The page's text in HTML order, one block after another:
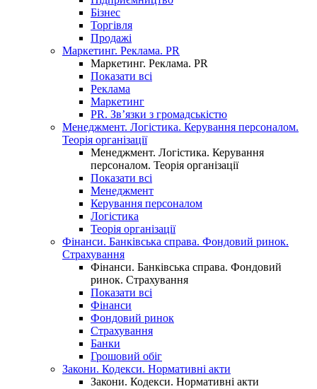
Бізнес
Торгівля
Продажі
Маркетинг. Реклама. PR
Маркетинг. Реклама. PR
Показати всі
Реклама
Маркетинг
PR. Зв’язки з громадськістю
Менеджмент. Логістика. Керування персоналом.
Теорія організації
Менеджмент. Логістика. Керування
персоналом. Теорія організації
Показати всі
Менеджмент
Керування персоналом
Логістика
Теорія організації
Фінанси. Банківська справа. Фондовий ринок.
Страхування
Фінанси. Банківська справа. Фондовий
ринок. Страхування
Показати всі
Фінанси
Фондовий ринок
Страхування
Банки
Грошовий обіг
Закони. Кодекси. Нормативні акти
Закони. Кодекси. Нормативні акти